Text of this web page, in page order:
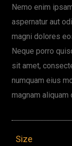
Nemo enim
aspernatur aut
magni dolores
Neque porro
sit amet,
numquam eius
magnam aliquam
Size